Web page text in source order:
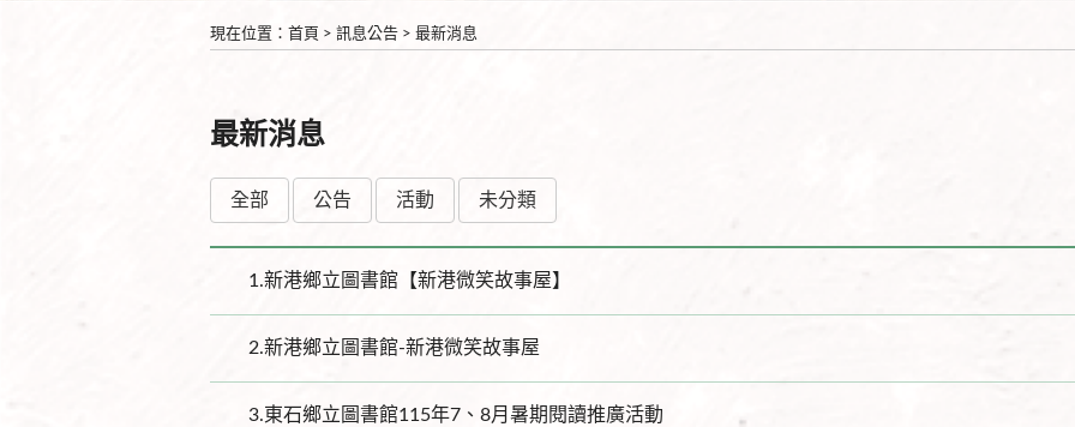
現在位置 ： 首頁 > 訊息公告 > 最新消息
最新消息
全部 公告 活動 未分類
1.新港鄉立圖書館【新港微笑故事屋】
2.新港鄉立圖書館-新港微笑故事屋
3.東石鄉立圖書館115年7、8月暑期閱讀推廣活動